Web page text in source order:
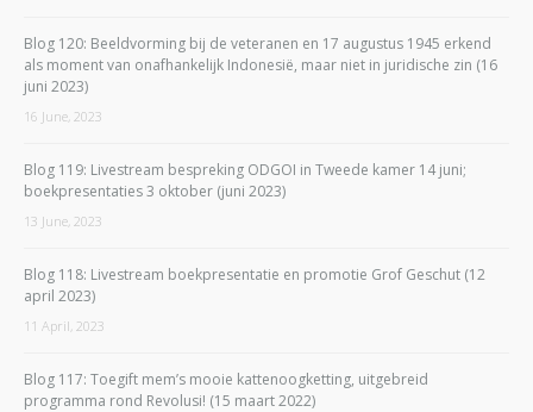
Blog 120: Beeldvorming bij de veteranen en 17 augustus 1945 erkend
als moment van onafhankelijk Indonesië, maar niet in juridische zin (16
juni 2023)
16 June, 2023
Blog 119: Livestream bespreking ODGOI in Tweede kamer 14 juni;
boekpresentaties 3 oktober (juni 2023)
13 June, 2023
Blog 118: Livestream boekpresentatie en promotie Grof Geschut (12
april 2023)
11 April, 2023
Blog 117: Toegift mem’s mooie kattenoogketting, uitgebreid
programma rond Revolusi! (15 maart 2022)